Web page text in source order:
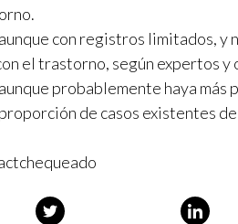
con registros limitados, y
el trastorno, según expertos y
probablemente haya
de casos existentes